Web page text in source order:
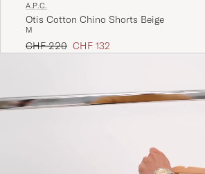
A.P.C.
Otis Cotton Chino Shorts Beige
M
Regulärer Preis
CHF 220 Reduzierter Preis
CHF 132